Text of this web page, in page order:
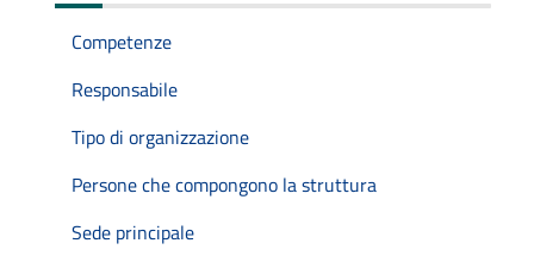
Competenze
Responsabile
Tipo di organizzazione
Persone che compongono la struttura
Sede principale